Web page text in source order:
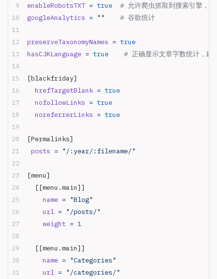
enableRobotsTXT = true
# 允许爬虫抓取到搜索引擎，
googleAnalytics = ""
    # 谷歌统计
preserveTaxonomyNames = true
hasCJKLanguage = true
# 正确显示文章字数统计，建
[blackfriday]
  hrefTargetBlank
= true
  nofollowLinks
= true
  noreferrerLinks
= true
[Permalinks]
posts = "/:year/:filename/"
[menu]
  [[menu.main]]
    name
= "Blog"
    url
= "/posts/"
    weight
= 1
  [[menu.main]]
    name
= "Categories"
    url
= "/categories/"